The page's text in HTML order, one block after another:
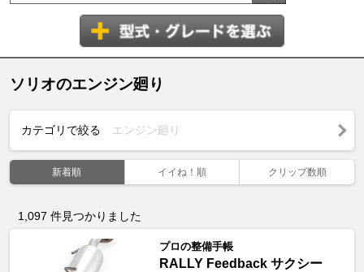
ソリオのエンジン廻り
カテゴリで絞る エンジン廻り
新着順 イイね！順 クリップ数順
1,097 件見つかりました
プロの整備手帳
RALLY Feedback サクシー